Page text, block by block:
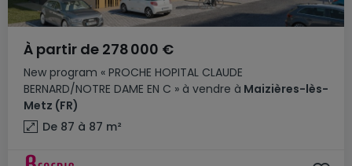
New program « PROCHE HOPITAL CLAUDE
BERNARD/NOTRE DAME EN C » à vendre à Maizières-lès-
Metz (FR)
À partir de 278 000 €
De 87 à 87 m²